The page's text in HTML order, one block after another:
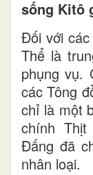
sống Kitô
Đối với
Thể là
phụng vụ.
các Tông
chỉ là một
chính
Đấng đã
nhân loại.